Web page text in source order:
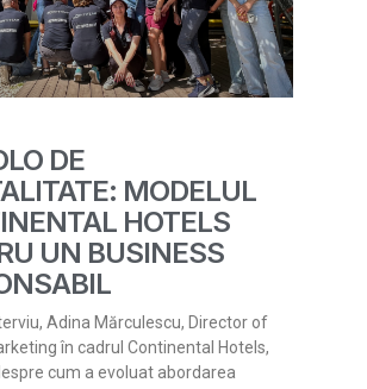
DE
MODELUL
HOTELS
UN BUSINESS
Adina Mărculescu, Director of
în cadrul Continental Hotels,
cum a evoluat abordarea